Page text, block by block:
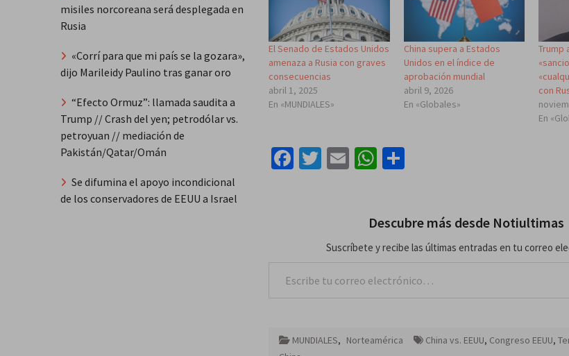
El Senado de Estados Unidos
amenaza a Rusia con graves
consecuencias
abril 1, 2025
En «MUNDIALES»
China supera a Estados
Unidos en el índice de
aprobación mundial
abril 9, 2026
En «Globales»
Trump
con
En
Facebook
Twitter
EmailWhatsApp
Descubre más desde Notiultimas
Suscríbete y recibe las últimas entradas en tu correo
MUNDIALES, Norteamérica China vs. EEUU, Congreso EEUU,
misiles norcoreana será desplegada en
Rusia
«Corrí para que mi país se la gozara»,
dijo Marileidy Paulino tras ganar oro
“Efecto Ormuz”: llamada saudita a
Trump // Crash del yen; petrodólar vs.
petroyuan // mediación de
Pakistán/Qatar/Omán
Se difumina el apoyo incondicional
de los conservadores de EEUU a Israel